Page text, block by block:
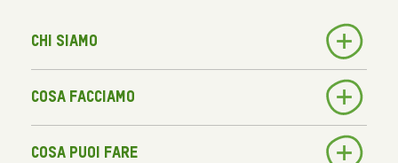
Chi siamo
Cosa facciamo
Cosa puoi fare